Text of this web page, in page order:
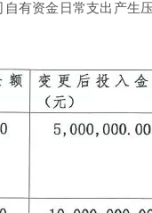
有资金日常支出产生